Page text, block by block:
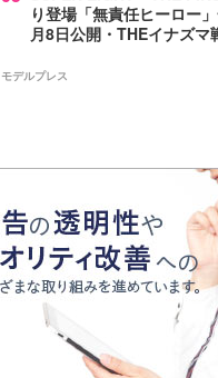
り登場「無責任ヒーロー
月8日公開・THEイナズマ
モデルプレス